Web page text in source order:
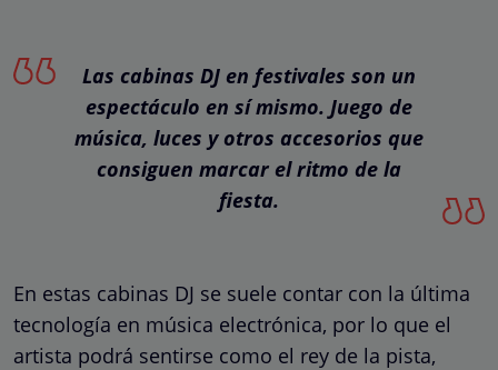
Las cabinas DJ en festivales son un
espectáculo en sí mismo. Juego de
música, luces y otros accesorios que
consiguen marcar el ritmo de la
fiesta.
En estas cabinas DJ se suele contar con la última
tecnología en música electrónica, por lo que el
artista podrá sentirse como el rey de la pista,